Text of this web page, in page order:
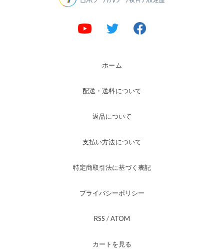
ホーム
配送・送料について
返品について
支払い方法について
特定商取引法に基づく表記
プライバシーポリシー
RSS /ATOM
カートを見る